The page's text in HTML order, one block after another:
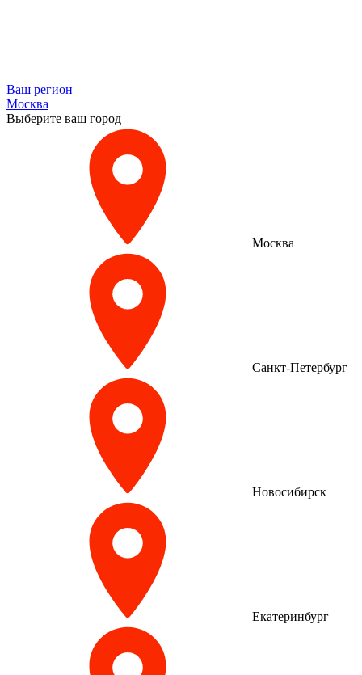
Ваш регион
Москва
Выберите ваш город
Москва
Санкт-Петербург
Новосибирск
Екатеринбург